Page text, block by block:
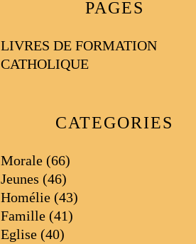
CATEGORIES
Morale (66)
Jeunes (46)
Homélie (43)
Famille (41)
Eglise (40)
PAGES
LIVRES DE FORMATION
CATHOLIQUE